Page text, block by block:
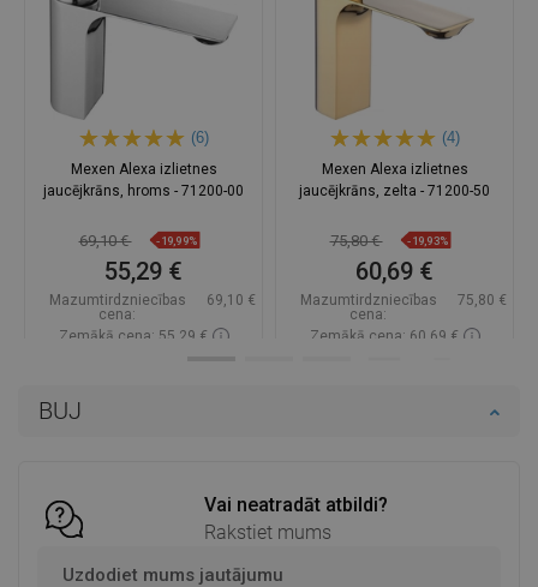
BUJ
Vai neatradāt atbildi?
Rakstiet mums
Uzdodiet mums jautājumu
(6)
Mexen Alexa izlietnes
jaucējkrāns, hroms - 71200-00
69,10 € -19,99%
55,29 €
Mazumtirdzniecības
cena:
69,10 €
Zemākā cena: 55,29 €
(4)
Mexen Alexa izlietnes
jaucējkrāns, zelta - 71200-50
75,80 € -19,93%
60,69 €
Mazumtirdzniecības
cena:
75,80 €
Zemākā cena: 60,69 €